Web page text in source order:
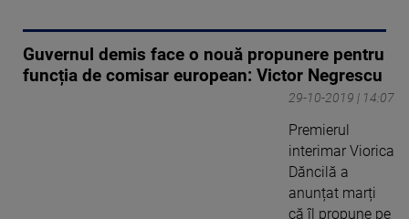
Guvernul demis face o nouă propunere pentru
funcția de comisar european: Victor Negrescu
29-10-2019 | 14:07
Premierul
interimar Viorica
Dăncilă a
anunțat marți
că îl propune pe